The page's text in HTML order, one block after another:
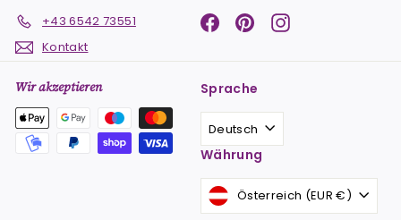
+43 6542 73551
Kontakt
Facebook
PinterestInstagram
Wir akzeptieren Sprache
Deutsch
Währung
Österreich (EUR €)